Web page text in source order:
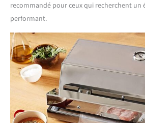
recommandé pour ceux qui recherchent
performant.